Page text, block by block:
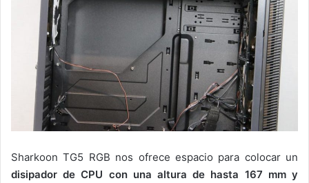
Sharkoon TG5 RGB nos ofrece espacio para colocar un
disipador de CPU con una altura de hasta 167 mm y